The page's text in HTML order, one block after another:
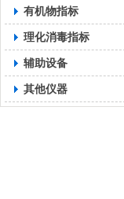
有机物指标
理化消毒指标
辅助设备
其他仪器